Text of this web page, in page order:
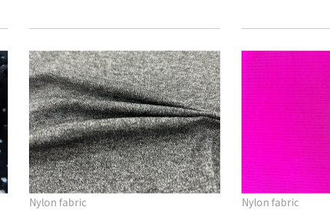
Nylon fabric Nylon fabric